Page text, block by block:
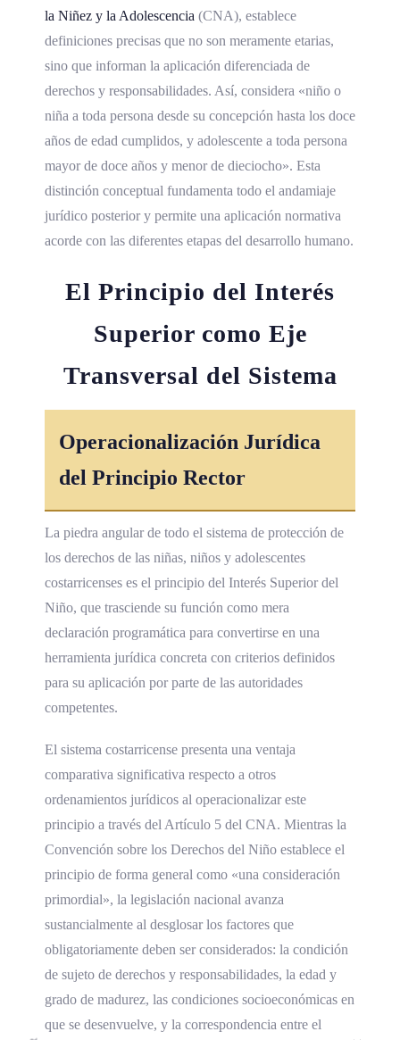
la Niñez y la Adolescencia (CNA), establece
definiciones precisas que no son meramente etarias,
sino que informan la aplicación diferenciada de
derechos y responsabilidades. Así, considera «niño o
niña a toda persona desde su concepción hasta los doce
años de edad cumplidos, y adolescente a toda persona
mayor de doce años y menor de dieciocho». Esta
distinción conceptual fundamenta todo el andamiaje
jurídico posterior y permite una aplicación normativa
acorde con las diferentes etapas del desarrollo humano.
El Principio del Interés
Superior como Eje
Transversal del Sistema
Operacionalización Jurídica
del Principio Rector
La piedra angular de todo el sistema de protección de
los derechos de las niñas, niños y adolescentes
costarricenses es el principio del Interés Superior del
Niño, que trasciende su función como mera
declaración programática para convertirse en una
herramienta jurídica concreta con criterios definidos
para su aplicación por parte de las autoridades
competentes.
El sistema costarricense presenta una ventaja
comparativa significativa respecto a otros
ordenamientos jurídicos al operacionalizar este
principio a través del Artículo 5 del CNA. Mientras la
Convención sobre los Derechos del Niño establece el
principio de forma general como «una consideración
primordial», la legislación nacional avanza
sustancialmente al desglosar los factores que
obligatoriamente deben ser considerados: la condición
de sujeto de derechos y responsabilidades, la edad y
grado de madurez, las condiciones socioeconómicas en
que se desenvuelve, y la correspondencia entre el